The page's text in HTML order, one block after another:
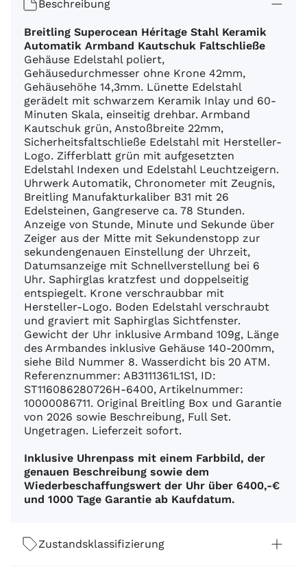
Beschreibung
Breitling Superocean Héritage Stahl Keramik
Automatik Armband Kautschuk Faltschließe
Gehäuse Edelstahl poliert,
Gehäusedurchmesser ohne Krone 42mm,
Gehäusehöhe 14,3mm. Lünette Edelstahl
gerädelt mit schwarzem Keramik Inlay und 60-
Minuten Skala, einseitig drehbar. Armband
Kautschuk grün, Anstoßbreite 22mm,
Sicherheitsfaltschließe Edelstahl mit Hersteller-
Logo. Zifferblatt grün mit aufgesetzten
Edelstahl Indexen und Edelstahl Leuchtzeigern.
Uhrwerk Automatik, Chronometer mit Zeugnis,
Breitling Manufakturkaliber B31 mit 26
Edelsteinen, Gangreserve ca. 78 Stunden.
Anzeige von Stunde, Minute und Sekunde über
Zeiger aus der Mitte mit Sekundenstopp zur
sekundengenauen Einstellung der Uhrzeit,
Datumsanzeige mit Schnellverstellung bei 6
Uhr. Saphirglas kratzfest und doppelseitig
entspiegelt. Krone verschraubbar mit
Hersteller-Logo. Boden Edelstahl verschraubt
und graviert mit Saphirglas Sichtfenster.
Gewicht der Uhr inklusive Armband 109g, Länge
des Armbandes inklusive Gehäuse 140-200mm,
siehe Bild Nummer 8. Wasserdicht bis 20 ATM.
Referenznummer: AB3111361L1S1, ID:
ST116086280726H-6400, Artikelnummer:
10000086711. Original Breitling Box und Garantie
von 2026 sowie Beschreibung, Full Set.
Ungetragen. Lieferzeit sofort.
Inklusive Uhrenpass mit einem Farbbild, der
genauen Beschreibung sowie dem
Wiederbeschaffungswert der Uhr über 6400,-€
und 1000 Tage Garantie ab Kaufdatum.
Zustandsklassifizierung